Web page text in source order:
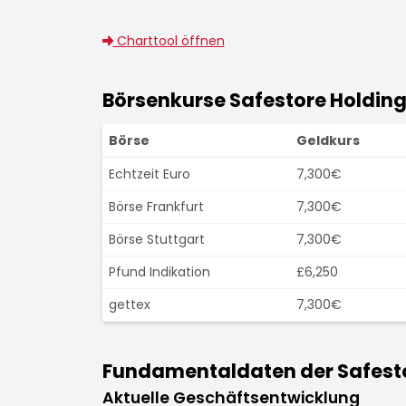
Charttool öffnen
Börsenkurse Safestore
Börse
Geldkurs
Echtzeit Euro
7,300€
Börse Frankfurt
7,300€
Börse Stuttgart
7,300€
Pfund Indikation
£6,250
gettex
7,300€
Fundamentaldaten der
Aktuelle Geschäftsentwicklung